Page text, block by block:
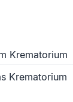
Krematorium
Krematorium